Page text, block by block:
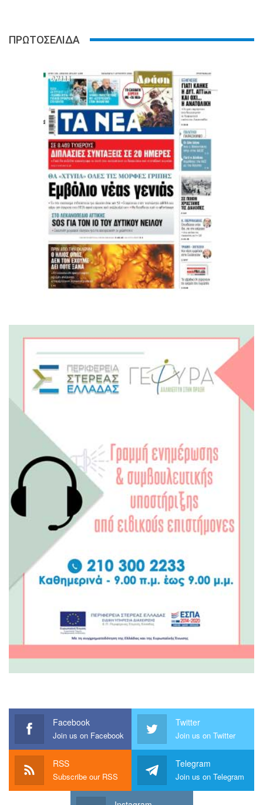
ΠΡΩΤΟΣΕΛΙΔΑ
Facebook
Join us on Facebook
Twitter
Join us on Twitter
RSS
Subscribe our RSS
Telegram
Join us on Telegram